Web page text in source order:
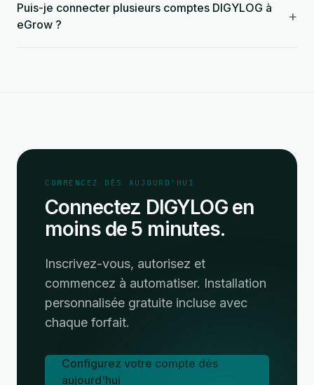
Puis-je connecter plusieurs comptes DIGYLOG à
eGrow ?
+
COMMENCEZ DÈS AUJOURD'HUI
Connectez DIGYLOG en
moins de 5 minutes.
Inscrivez-vous, autorisez et
commencez à automatiser. Installation
personnalisée gratuite incluse avec
chaque forfait.
Configurez votre compte dès
aujourd'hui